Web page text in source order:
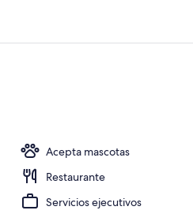
Acepta mascotas
Restaurante
Servicios ejecutivos